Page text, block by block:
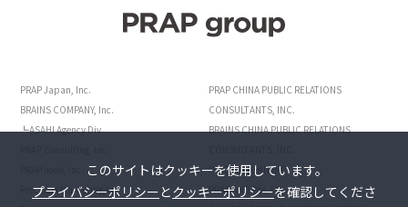
このサイトはクッキーを使用しています。
プライバシーポリシーとクッキーポリシーを確認してくださ
PRAP Japan, Inc.
BRAINS COMPANY, Inc.
┗ASAHI Agency Div.
Precision Marketing,Inc.
PRAP CHINA PUBLIC RELATIONS
CONSULTANTS, INC.
BRAINS CHINA PUBLIC RELATIONS
POINTS JAPAN INC.
PRAP AND Pte. Ltd.